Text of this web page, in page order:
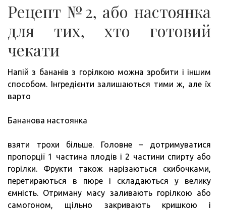
Рецепт №2, або настоянка
для тих, хто готовий
чекати
Напій з бананів з горілкою можна зробити і іншим
способом. Інгредієнти залишаються тими ж, але їх
варто
Бананова настоянка
взяти трохи більше. Головне – дотримуватися
пропорції 1 частина плодів і 2 частини спирту або
горілки. Фрукти також нарізаються скибочками,
перетираються в пюре і складаються у велику
ємність. Отриману масу заливають горілкою або
самогоном, щільно закривають кришкою і